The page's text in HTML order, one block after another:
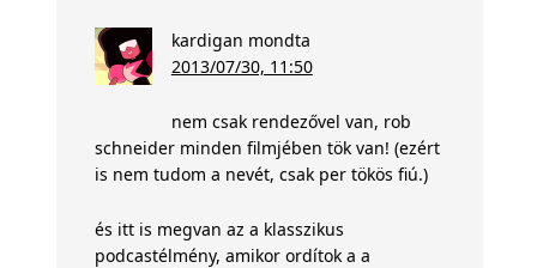
kardigan mondta
2013/07/30, 11:50
nem csak rendezővel van, rob
schneider minden filmjében tök van! (ezért
is nem tudom a nevét, csak per tökös fiú.)
és itt is megvan az a klasszikus
podcastélmény, amikor ordítok a a